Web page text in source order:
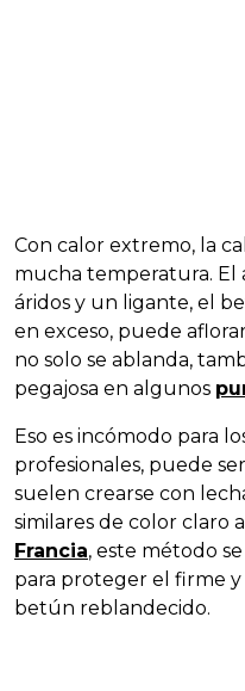
Con calor extremo, la
mucha temperatura. El
áridos y un ligante, el
en exceso, puede
no solo se ablanda,
pegajosa en algunos
Eso es incómodo para
profesionales, puede
suelen crearse con
similares de color claro
Francia, este método
para proteger el firme
betún reblandecido.